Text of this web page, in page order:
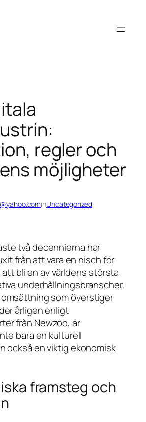
regler och
möjligheter
inUncategorized
två decennierna har
från att vara en nisch för
bli en av världens största
underhållningsbranscher.
som överstiger
årligen enligt
från Newzoo, är
bara en kulturell
också en viktig ekonomisk
framsteg och